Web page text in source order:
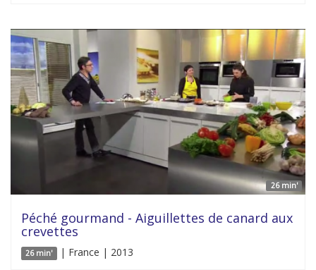
26 min'
Péché gourmand - Aiguillettes de canard aux
crevettes
26 min' | France | 2013